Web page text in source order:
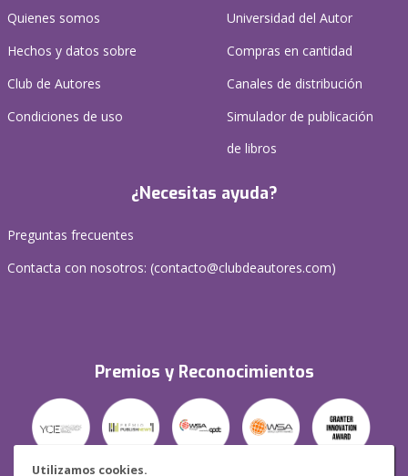
Utilizamos cookies.
Quienes somos
Hechos y datos sobre
Club de Autores
Condiciones de uso
Universidad del Autor
Compras en cantidad
Canales de distribución
Simulador de publicación
de libros
¿Necesitas ayuda?
Preguntas frecuentes
Contacta con nosotros: (contacto@clubdeautores.com)
Premios y Reconocimientos